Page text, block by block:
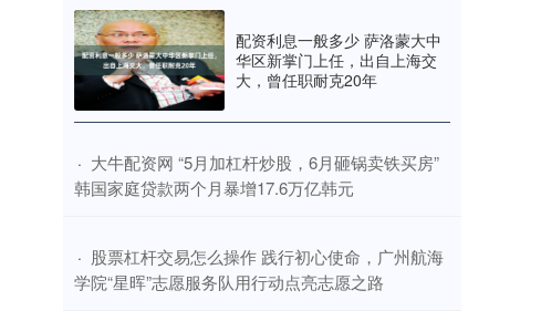
配资利息一般多少 萨洛蒙大中
华区新掌门上任，出自上海交
大，曾任职耐克20年
· ​大牛配资网 “5月加杠杆炒股，6月砸锅卖铁买房”
韩国家庭贷款两个月暴增17.6万亿韩元
· ​股票杠杆交易怎么操作 践行初心使命，广州航海
学院“星晖”志愿服务队用行动点亮志愿之路